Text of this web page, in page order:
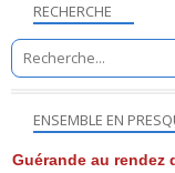
RECHERCHE
ENSEMBLE EN
Guérande au rendez